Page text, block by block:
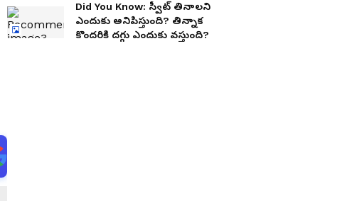
Did You Know: స్వీట్ తినాలని
ఎందుకు అనిపిస్తుంది? తిన్నాక
కొందరికి దగ్గు ఎందుకు వస్తుంది?